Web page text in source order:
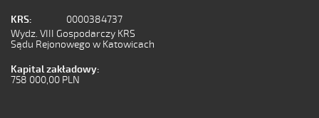
KRS:
0000384737
Wydz. VIII Gospodarczy KRS
Sądu Rejonowego w Katowicach
Kapital zakładowy:
758 000,00 PLN